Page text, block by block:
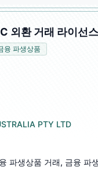
외환 거래 라이선
융 파생상품
PTY LTD
파생상품 거래, 금융 파